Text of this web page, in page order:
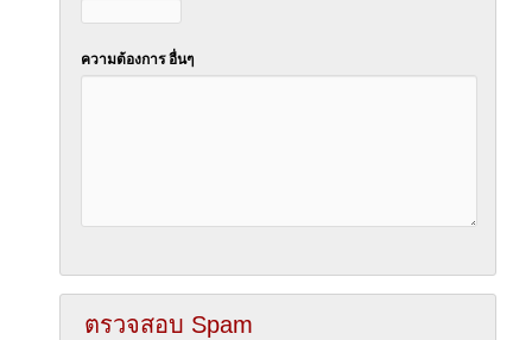
ความต้องการ อื่นๆ
ตรวจสอบ Spam